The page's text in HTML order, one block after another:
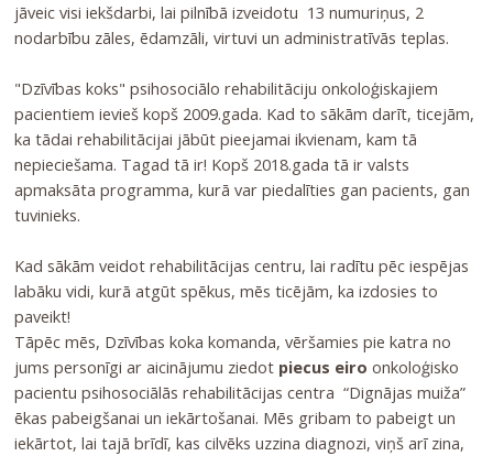
jāveic visi iekšdarbi, lai pilnībā izveidotu 13 numuriņus, 2
nodarbību zāles, ēdamzāli, virtuvi un administratīvās teplas.
"Dzīvības koks" psihosociālo rehabilitāciju onkoloģiskajiem
pacientiem ievieš kopš 2009.gada. Kad to sākām darīt, ticejām,
ka tādai rehabilitācijai jābūt pieejamai ikvienam, kam tā
nepieciešama. Tagad tā ir! Kopš 2018.gada tā ir valsts
apmaksāta programma, kurā var piedalīties gan pacients, gan
tuvinieks.
Kad sākām veidot rehabilitācijas centru, lai radītu pēc iespējas
labāku vidi, kurā atgūt spēkus, mēs ticējām, ka izdosies to
paveikt!
Tāpēc mēs, Dzīvības koka komanda, vēršamies pie katra no
jums personīgi ar aicinājumu ziedot piecus eiro onkoloģisko
pacientu psihosociālās rehabilitācijas centra “Dignājas muiža”
ēkas pabeigšanai un iekārtošanai. Mēs gribam to pabeigt un
iekārtot, lai tajā brīdī, kas cilvēks uzzina diagnozi, viņš arī zina,